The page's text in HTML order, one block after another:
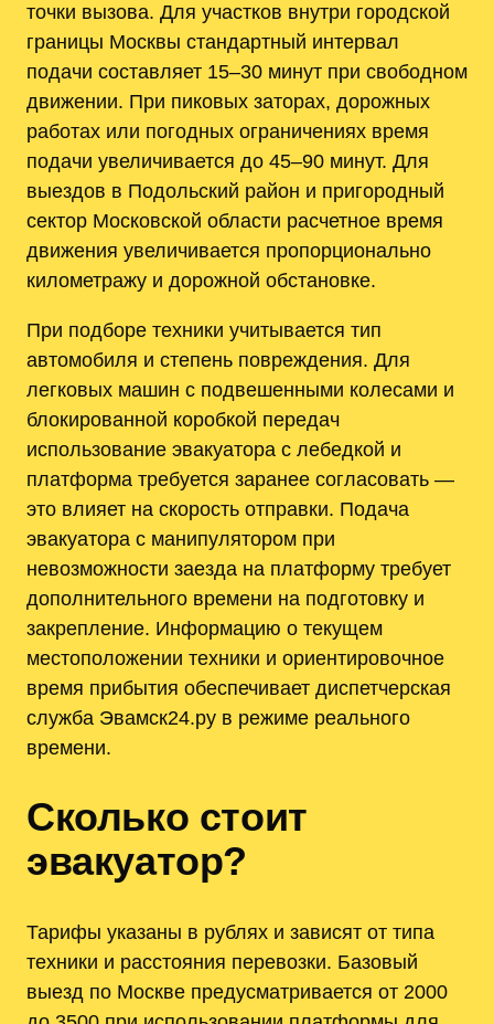
точки вызова. Для участков внутри городской
границы Москвы стандартный интервал
подачи составляет 15–30 минут при свободном
движении. При пиковых заторах, дорожных
работах или погодных ограничениях время
подачи увеличивается до 45–90 минут. Для
выездов в Подольский район и пригородный
сектор Московской области расчетное время
движения увеличивается пропорционально
километражу и дорожной обстановке.
При подборе техники учитывается тип
автомобиля и степень повреждения. Для
легковых машин с подвешенными колесами и
блокированной коробкой передач
использование эвакуатора с лебедкой и
платформа требуется заранее согласовать —
это влияет на скорость отправки. Подача
эвакуатора с манипулятором при
невозможности заезда на платформу требует
дополнительного времени на подготовку и
закрепление. Информацию о текущем
местоположении техники и ориентировочное
время прибытия обеспечивает диспетчерская
служба Эвамск24.ру в режиме реального
времени.
Сколько стоит
эвакуатор?
Тарифы указаны в рублях и зависят от типа
техники и расстояния перевозки. Базовый
выезд по Москве предусматривается от 2000